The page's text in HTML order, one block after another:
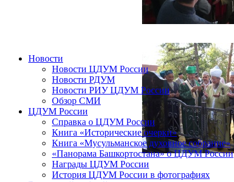
Новости
Новости ЦДУМ России
Новости РДУМ
Новости РИУ ЦДУМ России
Обзор СМИ
ЦДУМ России
Справка о ЦДУМ России
Книга «Исторические очерки»
Книга «Мусульманское духовное собрание»
«Панорама Башкортостана» о ЦДУМ России
Награды ЦДУМ России
История ЦДУМ России в фотографиях